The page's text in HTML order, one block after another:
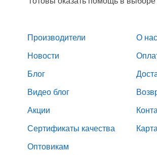
Производители
Новости
Блог
Видео блог
Акции
Сертификаты качества
Оптовикам
О нас